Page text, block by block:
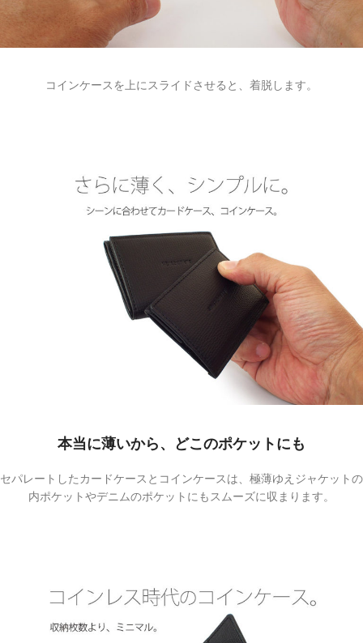
コインケースを上にスライドさせると、着脱します。
本当に薄いから、どこのポケットにも
セパレートしたカードケースとコインケースは、極薄ゆえジャケットの
内ポケットやデニムのポケットにもスムーズに収まります。